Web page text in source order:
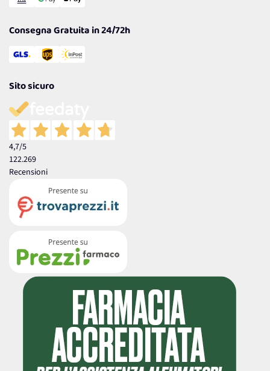
Consegna Gratuita in 24/72h
Sito sicuro
4,7/5
122.269
Recensioni